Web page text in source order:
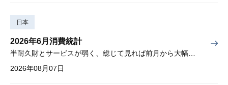
日本
2026年6月消費統計
2026年08月07日